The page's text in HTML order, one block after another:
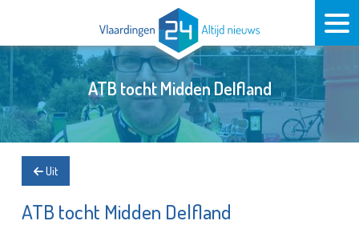
ATB tocht Midden Delfland
Uit
ATB tocht Midden Delfland